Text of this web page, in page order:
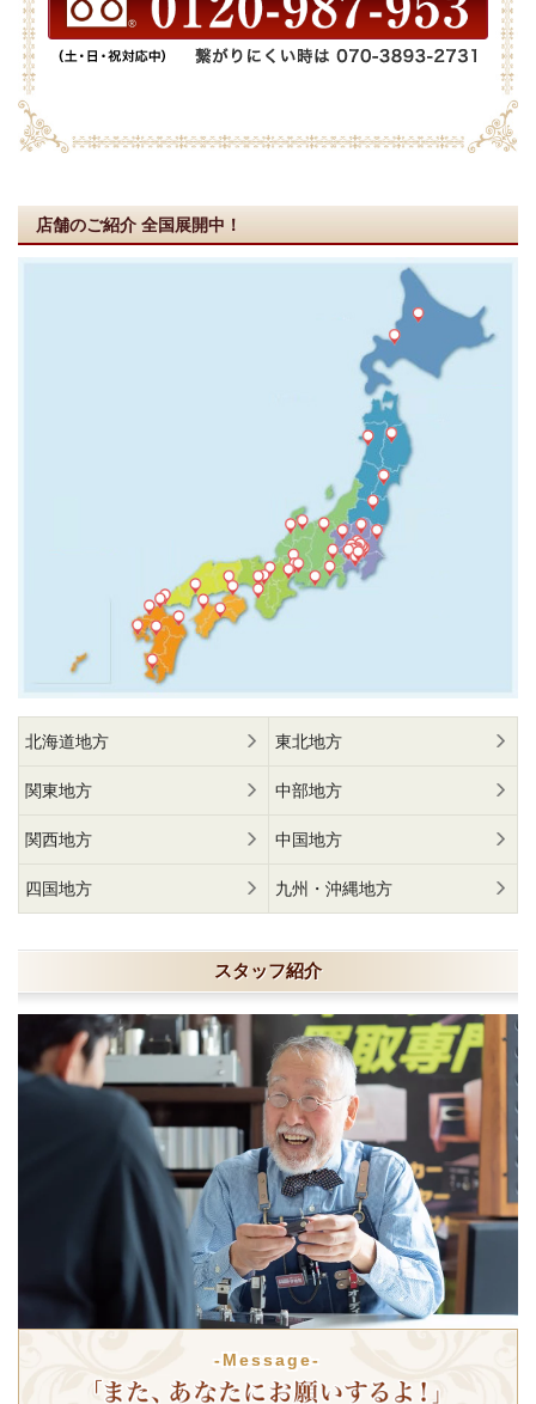
店舗のご紹介 全国展開中！
北海道地方 東北地方
関東地方 中部地方
関西地方 中国地方
四国地方 九州・沖縄地方
スタッフ紹介
-Message-